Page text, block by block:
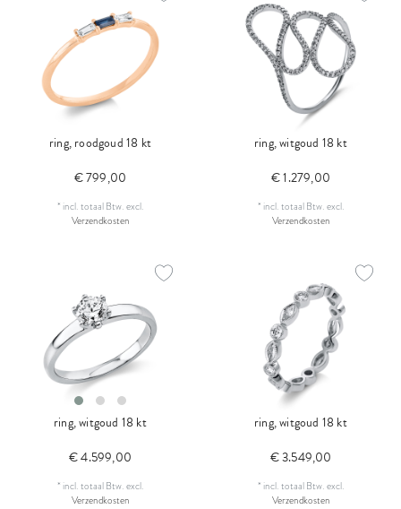
ring, roodgoud 18 kt
€ 799,00
* incl. totaal Btw.excl.
Verzendkosten
ring, witgoud 18 kt
€ 1.279,00
* incl. totaal Btw.excl.
Verzendkosten
ring, witgoud 18 kt
€ 4.599,00
* incl. totaal Btw.excl.
Verzendkosten
ring, witgoud 18 kt
€ 3.549,00
* incl. totaal Btw.excl.
Verzendkosten